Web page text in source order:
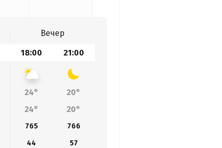
Вечер
18:00 21:00
24°
20°
24° 20°
765
766
44
57